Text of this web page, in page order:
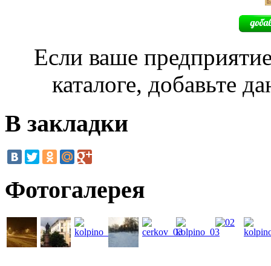
Если ваше
каталоге, добавьте
В закладки
Фотогалерея